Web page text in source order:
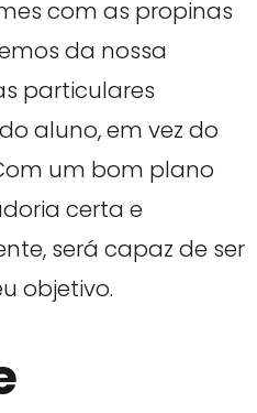
com as propinas
da nossa
particulares
aluno, em vez do
um bom plano
certa e
será capaz de ser
objetivo.